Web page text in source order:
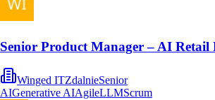
Senior Product Manager – AI Retail
Winged ITZdalnieSenior
AIGenerative AIAgileLLMScrum